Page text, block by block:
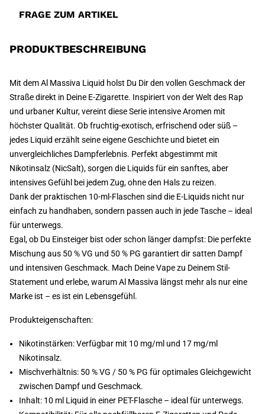
FRAGE ZUM ARTIKEL
PRODUKTBESCHREIBUNG
Mit dem Al Massiva Liquid holst Du Dir den vollen Geschmack der
Straße direkt in Deine E-Zigarette. Inspiriert von der Welt des Rap
und urbaner Kultur, vereint diese Serie intensive Aromen mit
höchster Qualität. Ob fruchtig-exotisch, erfrischend oder süß –
jedes Liquid erzählt seine eigene Geschichte und bietet ein
unvergleichliches Dampferlebnis. Perfekt abgestimmt mit
Nikotinsalz (NicSalt), sorgen die Liquids für ein sanftes, aber
intensives Gefühl bei jedem Zug, ohne den Hals zu reizen.
Dank der praktischen 10-ml-Flaschen sind die E-Liquids nicht nur
einfach zu handhaben, sondern passen auch in jede Tasche – ideal
für unterwegs.
Egal, ob Du Einsteiger bist oder schon länger dampfst: Die perfekte
Mischung aus 50 % VG und 50 % PG garantiert dir satten Dampf
und intensiven Geschmack. Mach Deine Vape zu Deinem Stil-
Statement und erlebe, warum Al Massiva längst mehr als nur eine
Marke ist – es ist ein Lebensgefühl.
Produkteigenschaften:
Nikotinstärken: Verfügbar mit 10 mg/ml und 17 mg/ml
Nikotinsalz.
Mischverhältnis: 50 % VG / 50 % PG für optimales Gleichgewicht
zwischen Dampf und Geschmack.
Inhalt: 10 ml Liquid in einer PET-Flasche – ideal für unterwegs.